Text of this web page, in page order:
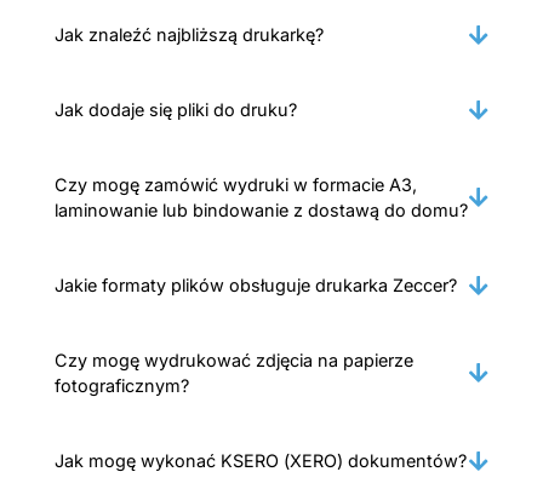
Jak znaleźć najbliższą drukarkę?
Jak dodaje się pliki do druku?
Czy mogę zamówić wydruki w formacie A3,
laminowanie lub bindowanie z dostawą do domu?
Jakie formaty plików obsługuje drukarka Zeccer?
Czy mogę wydrukować zdjęcia na papierze
fotograficznym?
Jak mogę wykonać KSERO (XERO) dokumentów?